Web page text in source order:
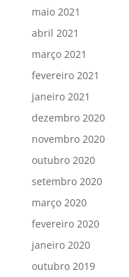
maio 2021
abril 2021
março 2021
fevereiro 2021
janeiro 2021
dezembro 2020
novembro 2020
outubro 2020
setembro 2020
março 2020
fevereiro 2020
janeiro 2020
outubro 2019